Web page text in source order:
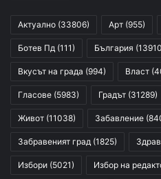
Актуално (33806) Арт (955)
Ботев Пд (111) България
Вкусът на града (994) Власт
Гласове (5983) Градът (31289)
Живот (11038) Забавление
Забравеният град (1825)
Избори (5021) Избор на